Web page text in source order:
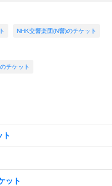
NHK交響楽団(N響)のチケット
チケット
ト
ット